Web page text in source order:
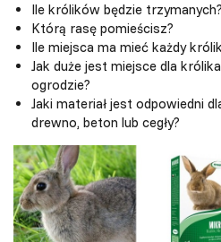
Ile królików będzie trzymanych?
Którą rasę pomieścisz?
Ile miejsca ma mieć każdy
Jak duże jest miejsce dla
ogrodzie?
Jaki materiał jest odpowiedni
drewno, beton lub cegły?